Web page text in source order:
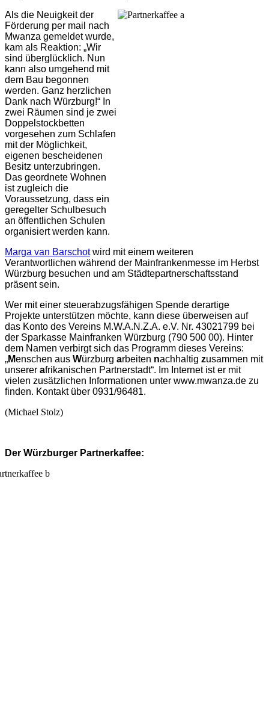
Als die Neuigkeit der
Förderung per mail nach
Mwanza gemeldet wurde,
kam als Reaktion: „Wir
sind überglücklich. Nun
kann also umgehend mit
dem Bau begonnen
werden. Ganz herzlichen
Dank nach Würzburg!“ In
zwei Räumen sind je zwei
Doppelstockbetten
vorgesehen zum Schlafen
mit der Möglichkeit,
eigenen bescheidenen
Besitz unterzubringen.
Das geordnete Wohnen
ist zugleich die
Voraussetzung, dass ein
geregelter Schulbesuch
an öffentlichen Schulen
organisiert werden kann.
Marga van Barschotwird mit einem weiteren
Verantwortlichen während der Mainfrankenmesse im Herbst
Würzburg besuchen und am Städtepartnerschaftsstand
präsent sein.
Wer mit einer steuerabzugsfähigen Spende derartige
Projekte unterstützen möchte, kann diese überweisen auf
das Konto des Vereins M.W.A.N.Z.A. e.V. Nr. 43021799 bei
der Sparkasse Mainfranken Würzburg (790 500 00). Hinter
dem Namen verbirgt sich das Programm dieses Vereins:
„Menschen aus Würzburg arbeiten nachhaltig zusammen mit
unserer afrikanischen Partnerstadt“. Im Internet ist er mit
vielen zusätzlichen Informationen unter www.mwanza.de zu
finden. Kontakt über 0931/96481.
(Michael Stolz)
Der Würzburger Partnerkaffee: